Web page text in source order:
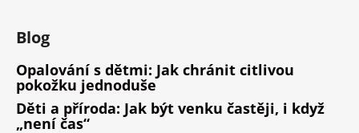
Blog
Opalování s dětmi: Jak chránit citlivou
pokožku jednoduše
Děti a příroda: Jak být venku častěji, i když
„není čas“